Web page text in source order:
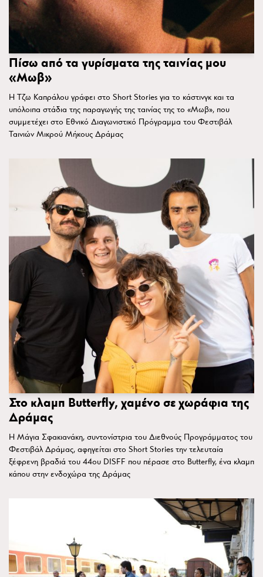
Πίσω από τα γυρίσματα της ταινίας μου
«Μωβ»
Η Τζω Καπράλου γράφει στο Short Stories για το κάστινγκ και τα
υπόλοιπα στάδια της παραγωγής της ταινίας της το «Μωβ», που
συμμετέχει στο Εθνικό Διαγωνιστικό Πρόγραμμα του Φεστιβάλ
Ταινιών Μικρού Μήκους Δράμας
Στο κλαμπ Butterfly, χαμένο σε χωράφια της
Δράμας
Η Μάγια Σφακιανάκη, συντονίστρια του Διεθνούς Προγράμματος του
Φεστιβάλ Δράμας, αφηγείται στο Short Stories την τελευταία
ξέφρενη βραδιά του 44ου DISFF που πέρασε στο Butterfly, ένα κλαμπ
κάπου στην ενδοχώρα της Δράμας